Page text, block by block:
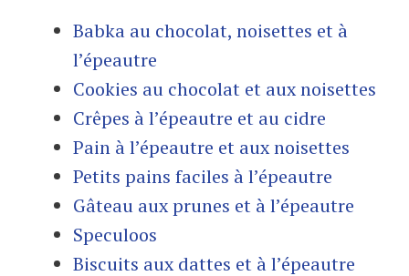
Babka au chocolat, noisettes et à
l’épeautre
Cookies au chocolat et aux noisettes
Crêpes à l’épeautre et au cidre
Pain à l’épeautre et aux noisettes
Petits pains faciles à l’épeautre
Gâteau aux prunes et à l’épeautre
Speculoos
Biscuits aux dattes et à l’épeautre